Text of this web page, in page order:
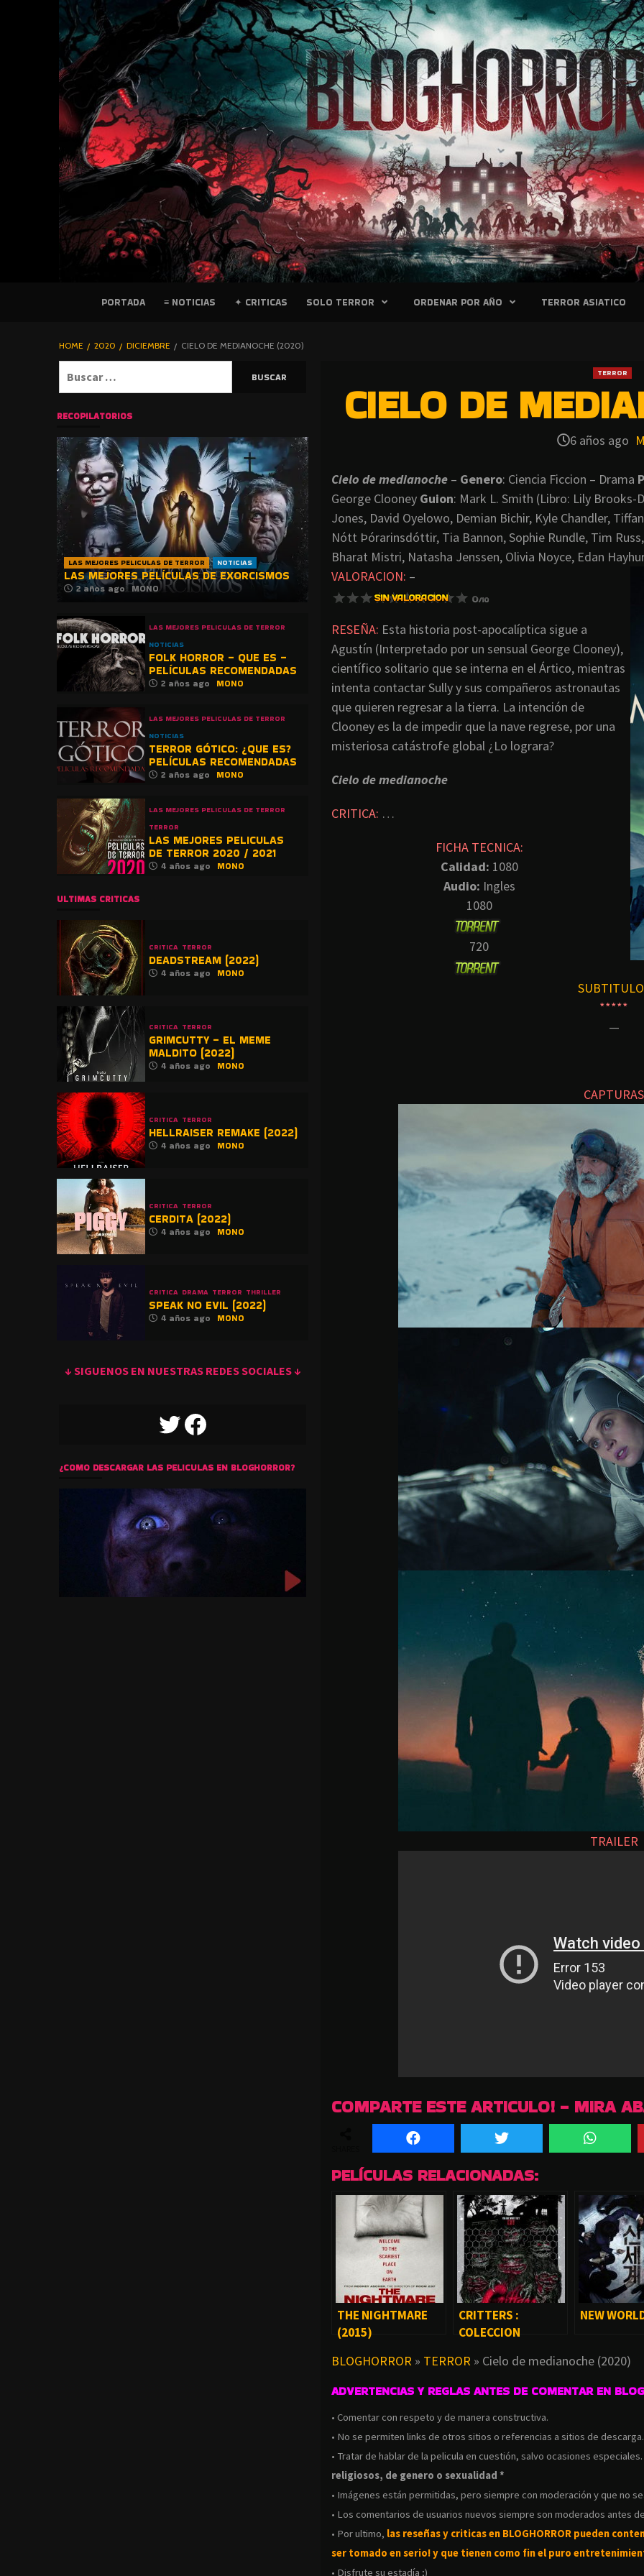
PELICULAS
BLOGHORROR
⋆
PORTADA ≡ NOTICIAS ✦ CRITICAS SOLO TERROR ORDENAR POR AÑO TERROR ASIATICO
HOME 2020 DICIEMBRE CIELO DE MEDIANOCHE (2020)
TERROR
CIELO DE
6 años ago
Cielo de medianoche – Genero: Ciencia Ficcion – Drama
George Clooney Guion: Mark L. Smith (Libro: Lily
Jones, David Oyelowo, Demian Bichir, Kyle Chandler,
Nótt Þórarinsdóttir, Tia Bannon, Sophie Rundle, Tim
Bharat Mistri, Natasha Jenssen, Olivia Noyce, Edan
VALORACION: –
RESEÑA: Esta historia post-apocalíptica sigue a
Agustín (Interpretado por un sensual George Clooney),
científico solitario que se interna en el Ártico, mientras
intenta contactar Sully y sus compañeros astronautas
que quieren regresar a la tierra. La intención de
Clooney es la de impedir que la nave regrese, por una
misteriosa catástrofe global ¿Lo lograra?
Cielo de medianoche
CRITICA: …
FICHA TECNICA:
Calidad: 1080
Audio: Ingles
1080
720
*****
—
CAPTURAS
TRAILER
COMPARTE ESTE ARTICULO! - MIRA
PELÍCULAS RELACIONADAS:
THE NIGHTMARE
(2015)
CRITTERS :
COLECCION
NEW
BLOGHORROR » TERROR » Cielo de medianoche (2020)
ADVERTENCIAS Y REGLAS ANTES DE COMENTAR EN
• Comentar con respeto y de manera constructiva.
• No se permiten links de otros sitios o referencias a sitios de
• Tratar de hablar de la pelicula en cuestión, salvo ocasiones especiales.
religiosos, de genero o sexualidad *
• Imágenes están permitidas, pero siempre con moderación y que no
• Los comentarios de usuarios nuevos siempre son moderados antes
• Por ultimo, las reseñas y criticas en BLOGHORROR pueden
ser tomado en serio! y que tienen como fin el puro
• Disfrute su estadía ;)
RECOPILATORIOS
LAS MEJORES PELICULAS DE TERROR NOTICIAS
LAS MEJORES PELÍCULAS DE EXORCISMOS
2 años ago MONO
LAS MEJORES PELICULAS DE TERROR
NOTICIAS
FOLK HORROR – QUE ES –
PELÍCULAS RECOMENDADAS
2 años ago MONO
LAS MEJORES PELICULAS DE TERROR
NOTICIAS
TERROR GÓTICO: ¿QUE ES?
PELÍCULAS RECOMENDADAS
2 años ago MONO
LAS MEJORES PELICULAS DE TERROR
TERROR
LAS MEJORES PELICULAS
DE TERROR 2020 / 2021
4 años ago MONO
ULTIMAS CRITICAS
CRITICA TERROR
DEADSTREAM (2022)
4 años ago MONO
CRITICA TERROR
GRIMCUTTY – EL MEME
MALDITO (2022)
4 años ago MONO
CRITICA TERROR
HELLRAISER REMAKE (2022)
4 años ago MONO
CRITICA TERROR
CERDITA (2022)
4 años ago MONO
CRITICA DRAMA TERROR THRILLER
SPEAK NO EVIL (2022)
4 años ago MONO
↓ SIGUENOS EN NUESTRAS REDES SOCIALES ↓
TWITTERFACEBOOK
¿COMO DESCARGAR LAS PELICULAS EN BLOGHORROR?